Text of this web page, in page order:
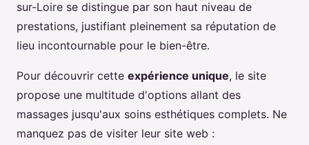
sur-Loire se distingue par son haut niveau de
prestations, justifiant pleinement sa réputation de
lieu incontournable pour le bien-être.
Pour découvrir cette expérience unique, le site
propose une multitude d'options allant des
massages jusqu'aux soins esthétiques complets. Ne
manquez pas de visiter leur site web :